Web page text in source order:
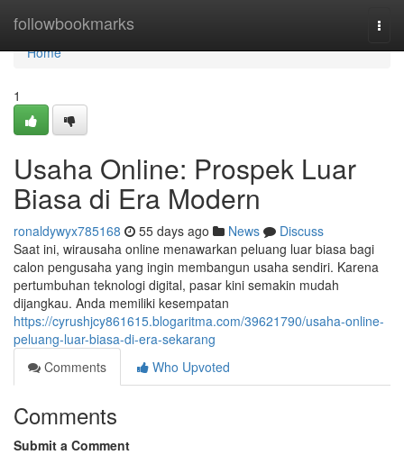
followbookmarks
Home
Home
1
Usaha Online: Prospek Luar
Biasa di Era Modern
ronaldywyx785168 55 days ago News
Discuss
Saat ini, wirausaha online menawarkan peluang luar biasa bagi
calon pengusaha yang ingin membangun usaha sendiri. Karena
pertumbuhan teknologi digital, pasar kini semakin mudah
dijangkau. Anda memiliki kesempatan
https://cyrushjcy861615.blogaritma.com/39621790/usaha-online-
peluang-luar-biasa-di-era-sekarang
Comments
Who Upvoted
Comments
Submit a Comment